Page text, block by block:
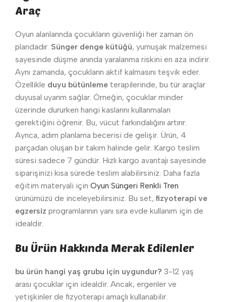
Araç
Oyun alanlarında çocukların güvenliği her zaman ön
plandadır. Sünger denge kütüğü, yumuşak malzemesi
sayesinde düşme anında yaralanma riskini en aza indirir.
Aynı zamanda, çocukların aktif kalmasını teşvik eder.
Özellikle duyu bütünleme terapilerinde, bu tür araçlar
duyusal uyarım sağlar. Örneğin, çocuklar minder
üzerinde dururken hangi kaslarını kullanmaları
gerektiğini öğrenir. Bu, vücut farkındalığını artırır.
Ayrıca, adım planlama becerisi de gelişir. Ürün, 4
parçadan oluşan bir takım halinde gelir. Kargo teslim
süresi sadece 7 gündür. Hızlı kargo avantajı sayesinde
siparişinizi kısa sürede teslim alabilirsiniz. Daha fazla
eğitim materyali için Oyun Süngeri Renkli Tren
ürünümüzü de inceleyebilirsiniz. Bu set, fizyoterapi ve
egzersiz programlarının yanı sıra evde kullanım için de
idealdir.
Bu Ürün Hakkında Merak Edilenler
bu ürün hangi yaş grubu için uygundur? 3-12 yaş
arası çocuklar için idealdir. Ancak, ergenler ve
yetişkinler de fizyoterapi amaçlı kullanabilir.